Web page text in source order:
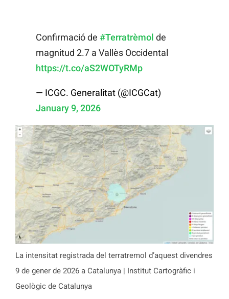
Confirmació de #Terratrèmol de
magnitud 2.7 a Vallès Occidental
https://t.co/aS2WOTyRMp
— ICGC. Generalitat (@ICGCat)
January 9, 2026
La intensitat registrada del terratremol d’aquest divendres
9 de gener de 2026 a Catalunya | Institut Cartogràfic i
Geològic de Catalunya